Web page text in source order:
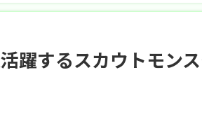
躍するスカウトモン